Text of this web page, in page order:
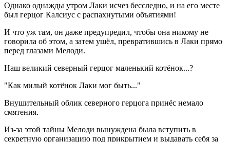
Однако однажды утром Лаки исчез бесследно, и на его месте
был герцог Калсиус с распахнутыми объятиями!
И что уж там, он даже предупредил, чтобы она никому не
говорила об этом, а затем ушёл, превратившись в Лаки прямо
перед глазами Мелоди.
Наш великий северный герцог маленький котёнок...?
"Как милый котёнок Лаки мог быть..."
Внушительный облик северного герцога принёс немало
смятения.
Из-за этой тайны Мелоди вынуждена была вступить в
секретную организацию под прикрытием и выдавать себя за